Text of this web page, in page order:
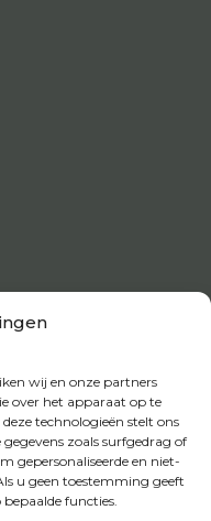
wij en onze partners
over het apparaat op te
technologieën stelt ons
zoals surfgedrag of
gepersonaliseerde en niet-
u geen toestemming geeft
functies.